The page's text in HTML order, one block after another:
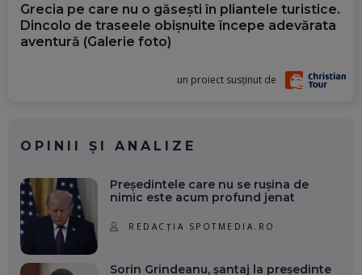
Grecia pe care nu o găsești în pliantele turistice.
Dincolo de traseele obișnuite începe adevărata
aventură (Galerie foto)
un proiect susținut de
OPINII ȘI ANALIZE
Președintele care nu se rușina de
nimic este acum profund jenat
REDACȚIA SPOTMEDIA.RO
Sorin Grindeanu, șantaj la președinte